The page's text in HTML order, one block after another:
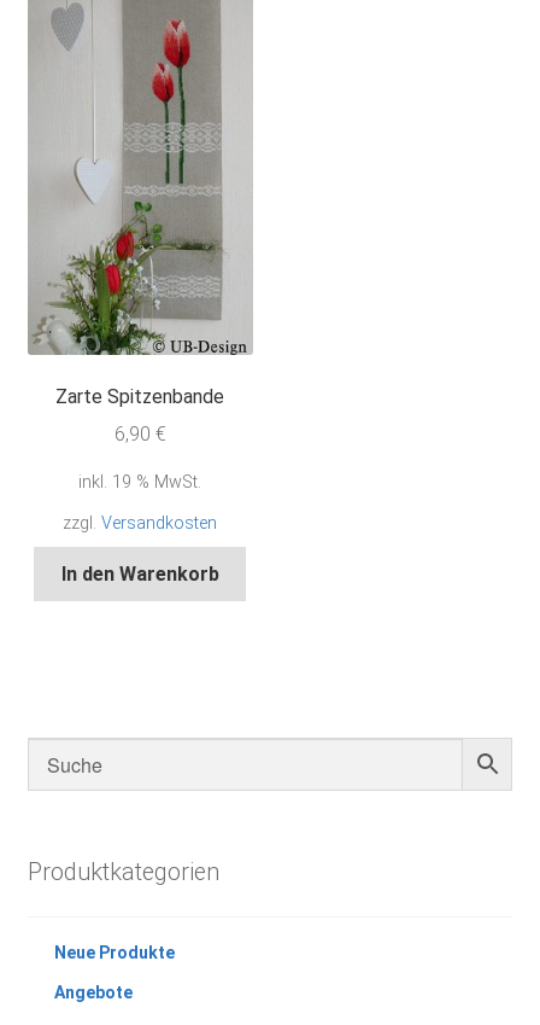
Zarte Spitzenbande
6,90 €
inkl. 19 % MwSt.
zzgl.Versandkosten
In den Warenkorb
Produktkategorien
Neue Produkte
Angebote